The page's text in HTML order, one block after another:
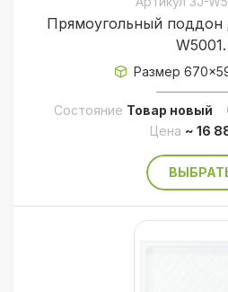
Прямоугольный поддон
W5001.
Размер
Состояние Товар новый
Цена ~ 16